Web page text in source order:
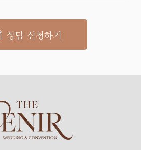
상담 신청하기